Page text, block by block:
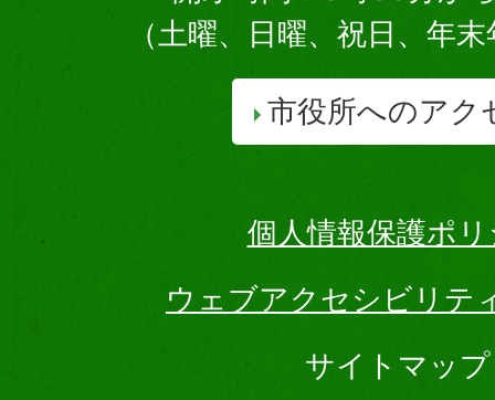
（土曜、日曜、祝日、年
市役所へのアク
個人情報保護ポ
ウェブアクセシビリテ
サイトマップ